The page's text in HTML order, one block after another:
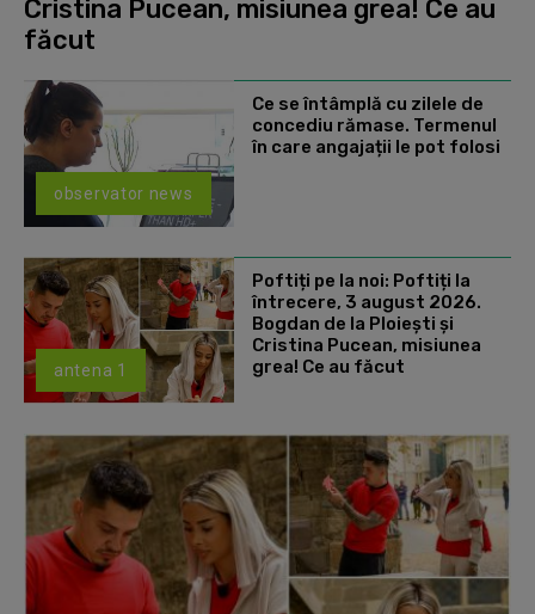
Cristina Pucean, misiunea grea! Ce au
făcut
observator news
Ce se întâmplă cu zilele de
concediu rămase. Termenul
în care angajații le pot folosi
antena 1
Poftiți pe la noi: Poftiți la
întrecere, 3 august 2026.
Bogdan de la Ploiești și
Cristina Pucean, misiunea
grea! Ce au făcut